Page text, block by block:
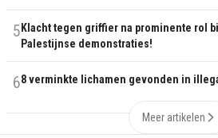
5 Klacht tegen griffier na prominente rol
Palestijnse demonstraties!
68 verminkte lichamen gevonden in
Meer artikelen